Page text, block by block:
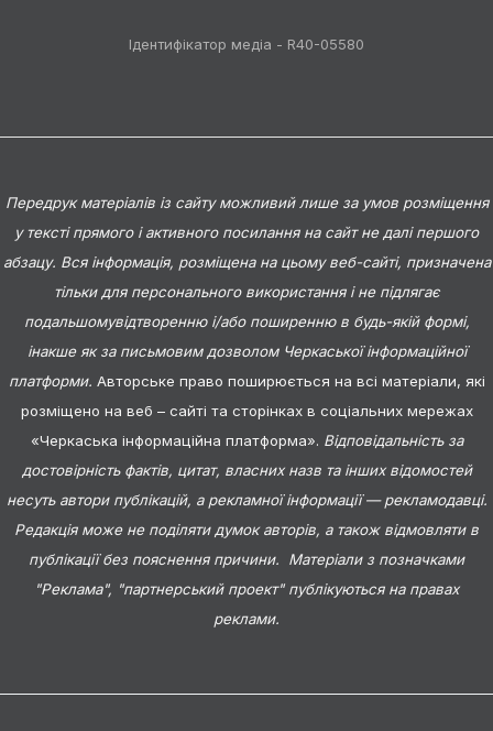
Ідентифікатор медіа - R40-05580
Передрук матеріалів із сайту можливий лише за умов розміщення
у тексті прямого і активного посилання на сайт не далі першого
абзацу. Вся інформація, розміщена на цьому веб-сайті, призначена
тільки для персонального використання і не підлягає
подальшомувідтворенню і/або поширенню в будь-якій формі,
інакше як за письмовим дозволом Черкаської інформаційної
платформи. Авторське право поширюється на всі матеріали, які
розміщено на веб – сайті та сторінках в соціальних мережах
«Черкаська інформаційна платформа». Відповідальність за
достовірність фактів, цитат, власних назв та інших відомостей
несуть автори публікацій, а рекламної інформації — рекламодавці.
Редакція може не поділяти думок авторів, а також відмовляти в
публікації без пояснення причини. Матеріали з позначками
"Реклама", "партнерський проект" публікуються на правах
реклами.